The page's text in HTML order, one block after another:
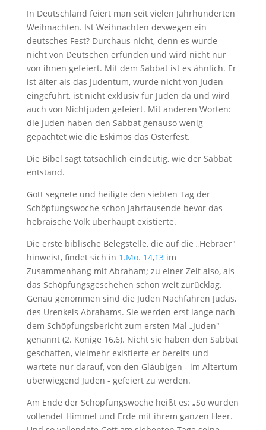
In Deutschland feiert man seit vielen Jahrhunderten
Weihnachten. Ist Weihnachten deswegen ein
deutsches Fest? Durchaus nicht, denn es wurde
nicht von Deutschen erfunden und wird nicht nur
von ihnen gefeiert. Mit dem Sabbat ist es ähnlich. Er
ist älter als das Judentum, wurde nicht von Juden
eingeführt, ist nicht exklusiv für Juden da und wird
auch von Nichtjuden gefeiert. Mit anderen Worten:
die Juden haben den Sabbat genauso wenig
gepachtet wie die Eskimos das Osterfest.
Die Bibel sagt tatsächlich eindeutig, wie der Sabbat
entstand.
Gott segnete und heiligte den siebten Tag der
Schöpfungswoche schon Jahrtausende bevor das
hebräische Volk überhaupt existierte.
Die erste biblische Belegstelle, die auf die „Hebräer"
hinweist, findet sich in 1.Mo. 14,13im
Zusammenhang mit Abraham; zu einer Zeit also, als
das Schöpfungsgeschehen schon weit zurücklag.
Genau genommen sind die Juden Nachfahren Judas,
des Urenkels Abrahams. Sie werden erst lange nach
dem Schöpfungsbericht zum ersten Mal „Juden"
genannt (2. Könige 16,6). Nicht sie haben den Sabbat
geschaffen, vielmehr existierte er bereits und
wartete nur darauf, von den Gläubigen - im Altertum
überwiegend Juden - gefeiert zu werden.
Am Ende der Schöpfungswoche heißt es: „So wurden
vollendet Himmel und Erde mit ihrem ganzen Heer.